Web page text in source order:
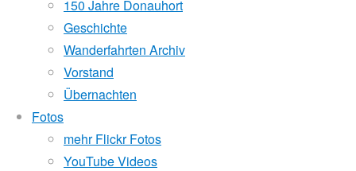
150 Jahre Donauhort
Geschichte
Wanderfahrten Archiv
Vorstand
Übernachten
Fotos
mehr Flickr Fotos
YouTube Videos
Rückenwind
September
2012
Schleusenstatus
Windfinder Kuchelauer Hafen
Mitglied der
Godfrey Donauhort Club Kit